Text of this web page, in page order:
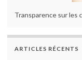
Transparence sur les
ARTICLES RÉCENTS